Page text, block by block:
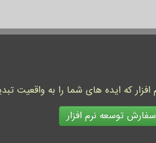
سفارش توسعه نرم افزار